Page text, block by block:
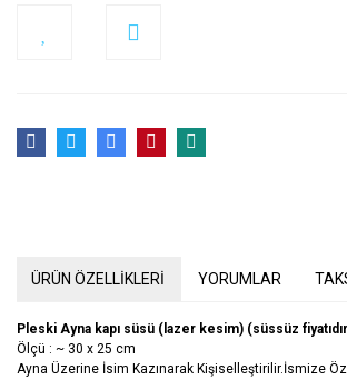
ÜRÜN ÖZELLİKLERİ YORUMLAR
Pleski Ayna kapı süsü (lazer kesim) (süssüz
Ölçü : ~ 30 x 25 cm
Ayna Üzerine İsim Kazınarak Kişiselleştirilir.İsmize